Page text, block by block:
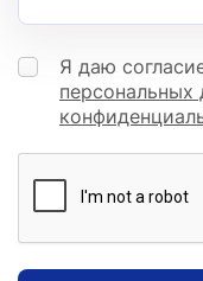
Я даю
персональных